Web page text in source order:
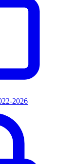
2026